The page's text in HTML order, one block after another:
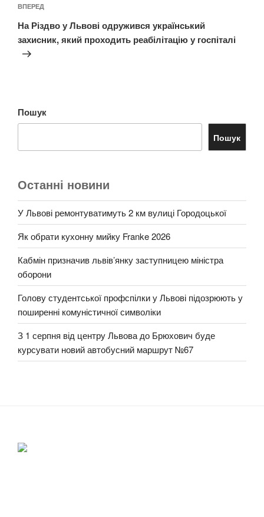
Наступний
запис
ВПЕРЕД
На Різдво у Львові одружився український
захисник, який проходить реабілітацію у госпіталі
Пошук
Пошук
Останні новини
У Львові ремонтуватимуть 2 км вулиці Городоцької
Як обрати кухонну мийку Franke 2026
Кабмін призначив львів’янку заступницею міністра
оборони
Голову студентської профспілки у Львові підозрюють у
поширенні комуністичної символіки
З 1 серпня від центру Львова до Брюхович буде
курсувати новий автобусний маршрут №67